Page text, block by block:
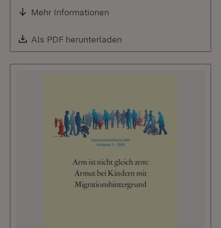
Mehr Informationen
Download:
Als PDF herunterladen